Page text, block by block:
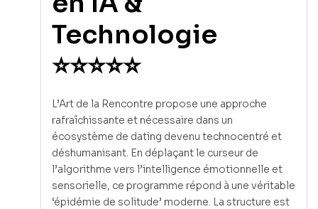
Technologie
⭐⭐⭐⭐⭐
L’Art de la Rencontre propose une approche
rafraîchissante et nécessaire dans un
écosystème de dating devenu technocentré et
déshumanisant. En déplaçant le curseur de
l’algorithme vers l’intelligence émotionnelle et
sensorielle, ce programme répond à une véritable
‘épidémie de solitude’ moderne. La structure est